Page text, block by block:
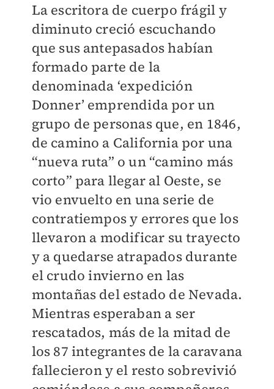
La escritora de cuerpo frágil y
diminuto creció escuchando
que sus antepasados habían
formado parte de la
denominada ‘expedición
Donner’ emprendida por un
grupo de personas que, en 1846,
de camino a California por una
“nueva ruta” o un “camino más
corto” para llegar al Oeste, se
vio envuelto en una serie de
contratiempos y errores que los
llevaron a modificar su trayecto
y a quedarse atrapados durante
el crudo invierno en las
montañas del estado de Nevada.
Mientras esperaban a ser
rescatados, más de la mitad de
los 87 integrantes de la caravana
fallecieron y el resto sobrevivió